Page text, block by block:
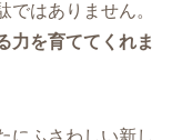
はありません。
力を育ててくれま
ふさわしい新し